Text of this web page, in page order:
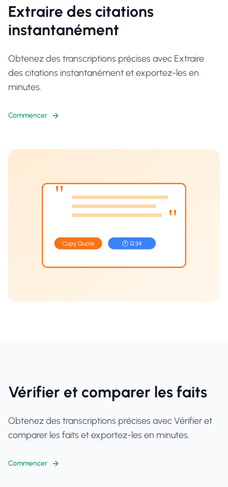
Extraire des citations
instantanément
Obtenez des transcriptions précises avec Extraire
des citations instantanément et exportez-les en
minutes.
Commencer
"
"
Copy Quote 🕐 12:34
Vérifier et comparer les faits
Obtenez des transcriptions précises avec Vérifier et
comparer les faits et exportez-les en minutes.
Commencer